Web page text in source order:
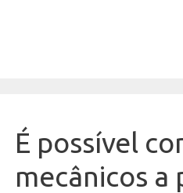
É possível
mecânicos a